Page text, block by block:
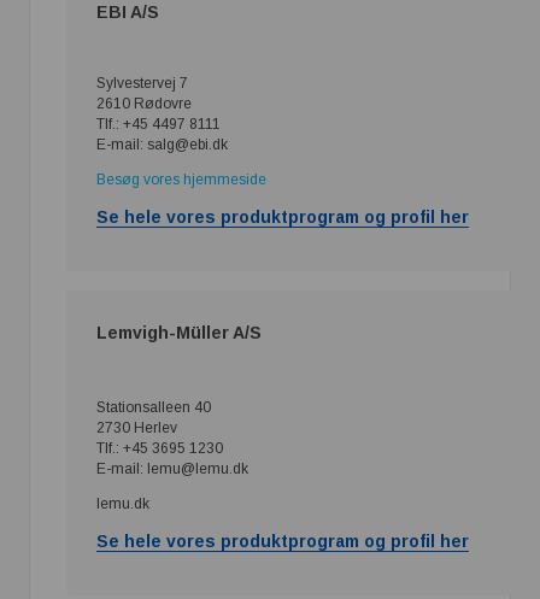
EBI A/S
Sylvestervej 7
2610 Rødovre
Tlf.: +45 4497 8111
E-mail: salg@ebi.dk
Besøg vores hjemmeside
Se hele vores produktprogram og profil her
Lemvigh-Müller A/S
Stationsalleen 40
2730 Herlev
Tlf.: +45 3695 1230
E-mail: lemu@lemu.dk
lemu.dk
Se hele vores produktprogram og profil her